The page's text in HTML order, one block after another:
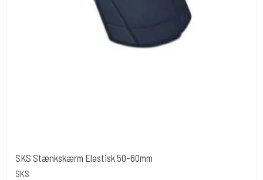
SKS Stænkskærm Elastisk 50-60mm
SKS